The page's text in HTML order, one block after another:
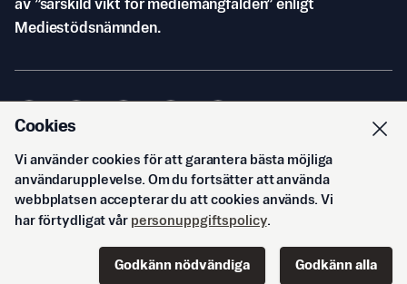
av ”särskild vikt för mediemångfalden” enligt
Mediestödsnämnden.
© Svenska Epoch Times AB2026
Cookies
Vi använder cookies för att garantera bästa möjliga
användarupplevelse. Om du fortsätter att använda
webbplatsen accepterar du att cookies används. Vi
har förtydligat vår personuppgiftspolicy.
Godkänn nödvändiga Godkänn alla